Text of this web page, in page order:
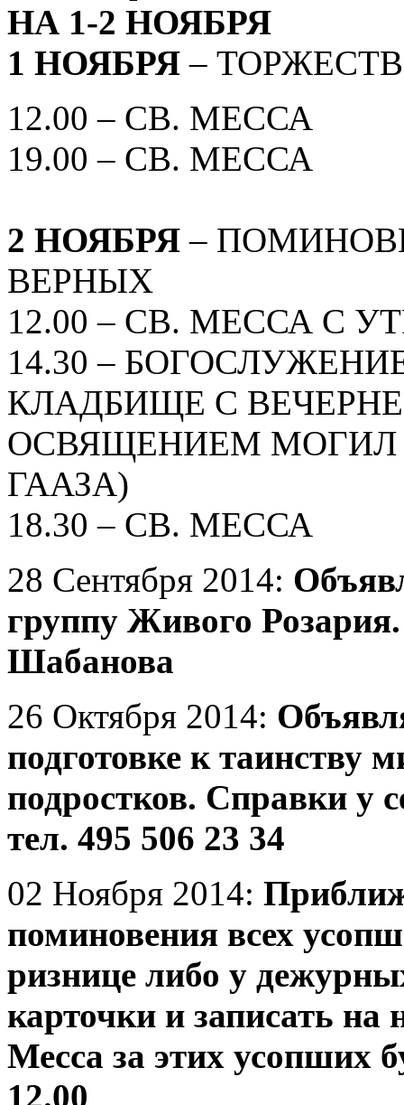
НА 1-2 НОЯБРЯ
1 НОЯБРЯ –
12.00 – СВ. МЕССА
19.00 – СВ. МЕССА
2 НОЯБРЯ –
ВЕРНЫХ
12.00 – СВ. МЕССА С
14.30 –
КЛАДБИЩЕ С
ОСВЯЩЕНИЕМ МОГИЛ
ГААЗА)
18.30 – СВ. МЕССА
28 Сентября 2014:
группу Живого
Шабанова
26 Октября 2014:
подготовке к таинству
подростков. Справки
тел. 495 506 23 34
02 Ноября 2014:
поминовения всех
ризнице либо у
карточки и записать
Месса за этих усопших
12.00